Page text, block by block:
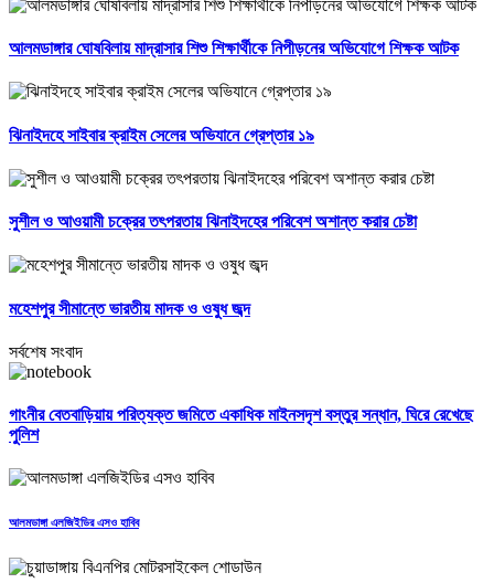
আলমডাঙ্গার ঘোষবিলায় মাদ্রাসার শিশু শিক্ষার্থীকে নিপীড়নের অভিযোগে শিক্ষক আটক
ঝিনাইদহে সাইবার ক্রাইম সেলের অভিযানে গ্রেপ্তার ১৯
সুশীল ও আওয়ামী চক্রের তৎপরতায় ঝিনাইদহের পরিবেশ অশান্ত করার চেষ্টা
মহেশপুর সীমান্তে ভারতীয় মাদক ও ওষুধ জব্দ
সর্বশেষ সংবাদ
গাংনীর বেতবাড়িয়ায় পরিত্যক্ত জমিতে একাধিক মাইনসদৃশ বস্তুর সন্ধান, ঘিরে রেখেছে
পুলিশ
আলমডাঙ্গা এলজিইডির এসও হাবিব